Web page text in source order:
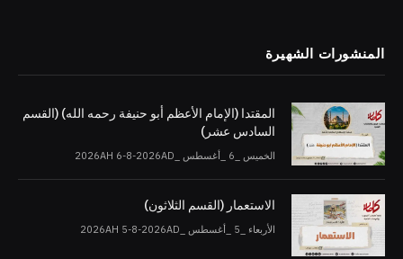
المنشورات الشهيرة
المقتدا (الإمام الأعظم أبو حنيفة رحمه الله) (القسم
السادس عشر)
الخميس _6 _أغسطس _2026AH 6-8-2026AD
الاستعمار (القسم الثلاثون)
الأربعاء _5 _أغسطس _2026AH 5-8-2026AD